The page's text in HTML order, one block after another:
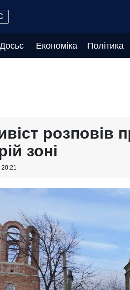
Досьє Економіка Політика
розповів
зоні
20:21